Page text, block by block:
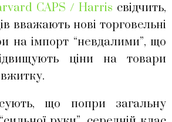
CAPS / Harris свідчить,
вважають нові торговельні
на імпорт “невдалими”, що
ціни на товари
що попри загальну